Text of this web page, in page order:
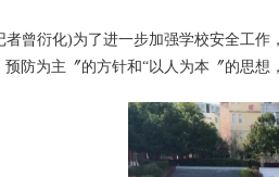
者曾衍化)为了进一步加强学校安全工作
防为主〞的方针和“以人为本〞的思想